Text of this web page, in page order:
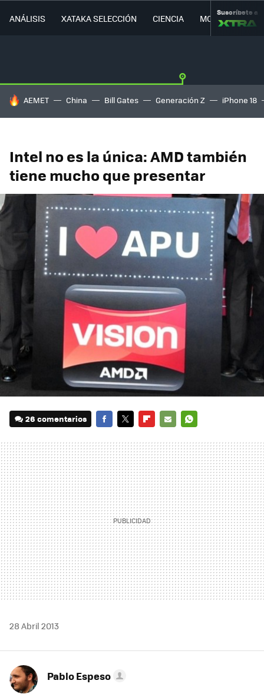
ANÁLISIS XATAKA SELECCIÓN CIENCIA MOVILIDAD
Suscríbete a
HOY SE HABLA DE
AEMET China Bill Gates Generación Z iPhone 18
Intel no es la única: AMD también
tiene mucho que presentar
26 comentarios
MAIL
28 Abril 2013
Pablo Espeso